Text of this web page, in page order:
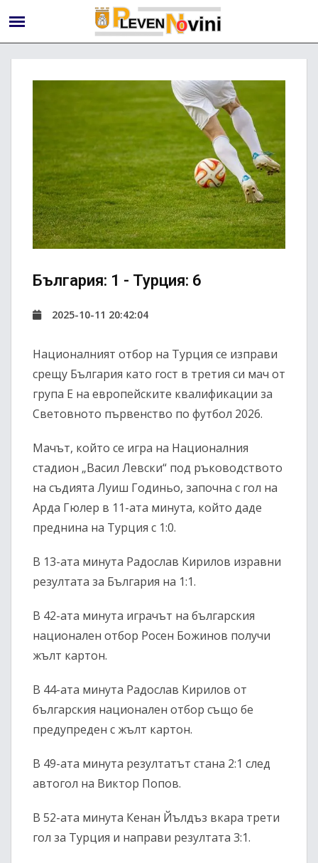
България: 1 - Турция: 6
2025-10-11 20:42:04
Националният отбор на Турция се изправи
срещу България като гост в третия си мач от
група Е на европейските квалификации за
Световното първенство по футбол 2026.
Мачът, който се игра на Националния
стадион „Васил Левски“ под ръководството
на съдията Луиш Годиньо, започна с гол на
Арда Гюлер в 11-ата минута, който даде
преднина на Турция с 1:0.
В 13-ата минута Радослав Кирилов изравни
резултата за България на 1:1.
В 42-ата минута играчът на българския
национален отбор Росен Божинов получи
жълт картон.
В 44-ата минута Радослав Кирилов от
българския национален отбор също бе
предупреден с жълт картон.
В 49-ата минута резултатът стана 2:1 след
автогол на Виктор Попов.
В 52-ата минута Кенан Йълдъз вкара трети
гол за Турция и направи резултата 3:1.